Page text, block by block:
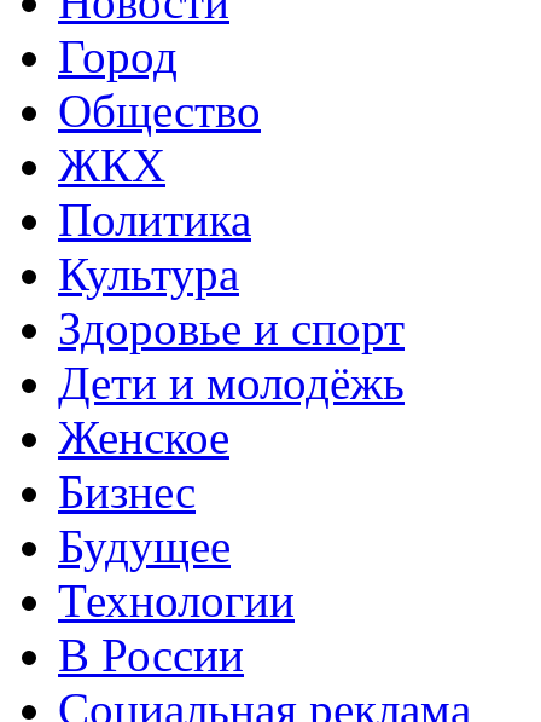
Город
Общество
ЖКХ
Политика
Культура
Здоровье и спорт
Дети и молодёжь
Женское
Бизнес
Будущее
Технологии
В России
Социальная реклама